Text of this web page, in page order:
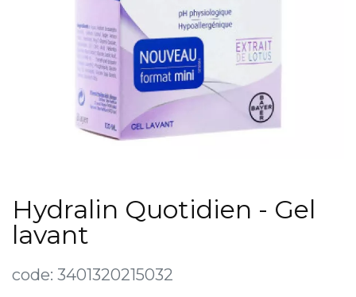
Hydralin Quotidien - Gel
lavant
code: 3401320215032